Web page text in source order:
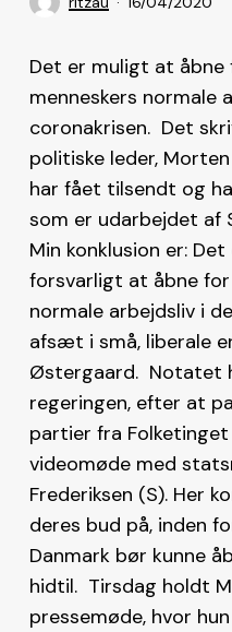
Det er muligt at
menneskers normale
coronakrisen. Det
politiske leder,
har fået tilsendt og
som er udarbejdet af
Min konklusion er:
forsvarligt at åbne for
normale arbejdsliv i
afsæt i små, liberale
Østergaard. Notatet
regeringen, efter at
partier fra
videomøde med
Frederiksen (S). Her
deres bud på, inden
Danmark bør kunne
hidtil. Tirsdag holdt
pressemøde, hvor